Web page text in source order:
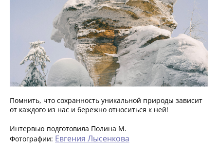
Помнить, что сохранность уникальной природы зависит
от каждого из нас и бережно относиться к ней!
Интервью подготовила Полина М.
Фотографии: Евгения Лысенкова